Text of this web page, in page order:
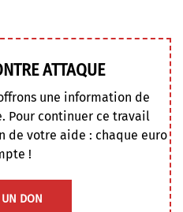
ATTAQUE
une information de
Pour continuer ce travail
de votre aide : chaque euro
!
UN DON